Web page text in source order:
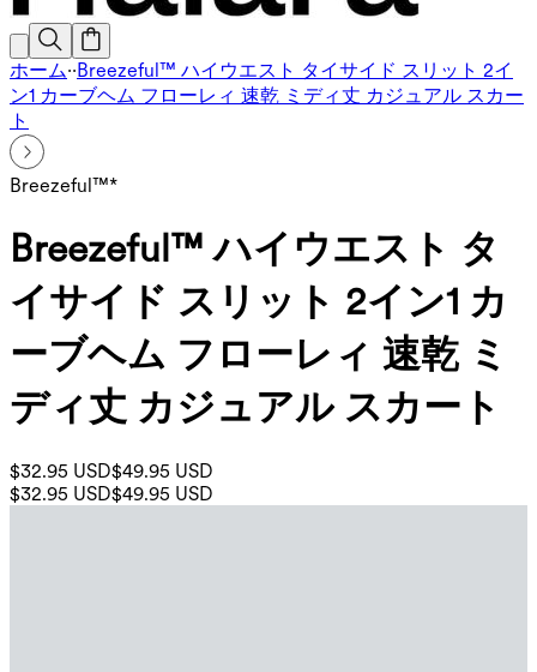
ホーム··Breezeful™ ハイウエスト タイサイド スリット 2イ
ン1 カーブヘム フローレィ 速乾 ミディ丈 カジュアル スカー
ト
Breezeful™*
Breezeful™ ハイウエスト タ
イサイド スリット 2イン1 カ
ーブヘム フローレィ 速乾 ミ
ディ丈 カジュアル スカート
$32.95 USD$49.95 USD
$32.95 USD$49.95 USD